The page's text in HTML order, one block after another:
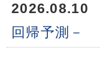
2026.08.10
回帰予測－